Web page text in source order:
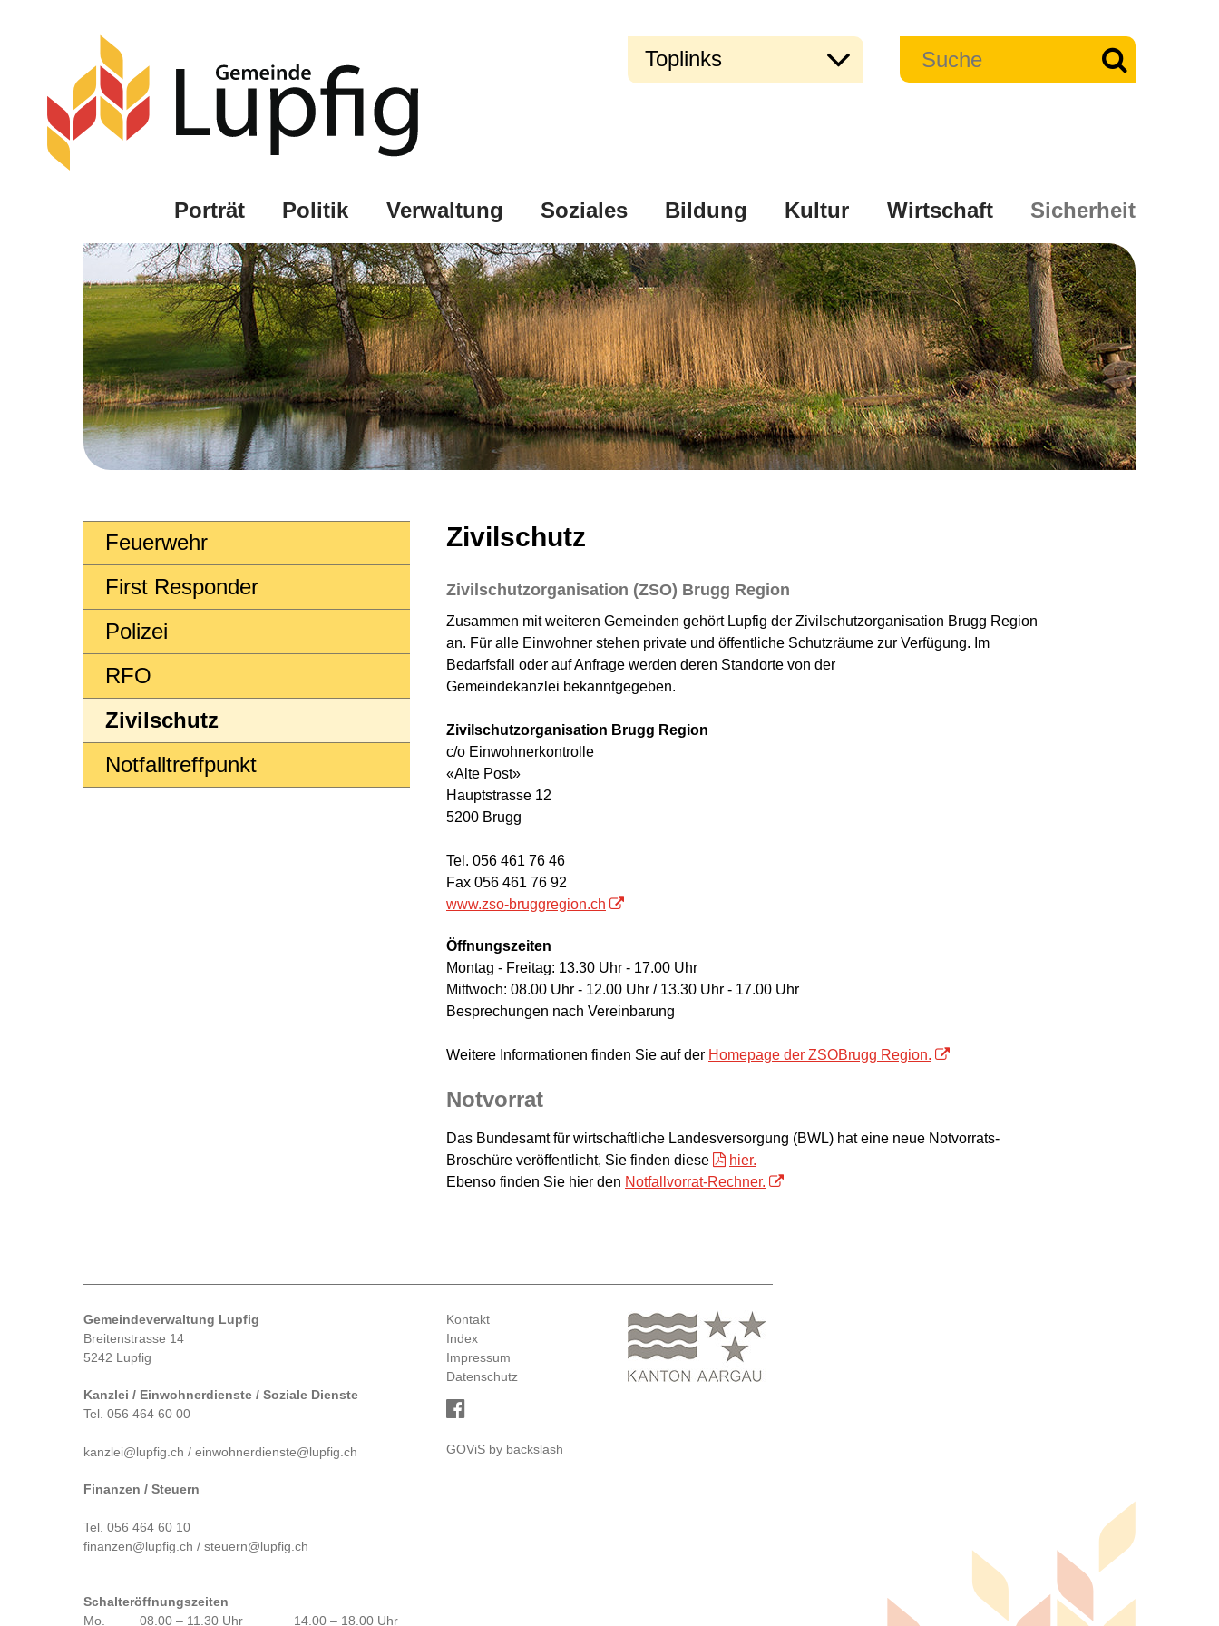
Toplinks
Porträt Politik Verwaltung Soziales Bildung Kultur Wirtschaft Sicherheit
Feuerwehr
First Responder
Polizei
RFO
Zivilschutz
Notfalltreffpunkt
Zivilschutz
Zivilschutzorganisation (ZSO) Brugg Region
Zusammen mit weiteren Gemeinden gehört Lupfig der Zivilschutzorganisation Brugg Region
an. Für alle Einwohner stehen private und öffentliche Schutzräume zur Verfügung. Im
Bedarfsfall oder auf Anfrage werden deren Standorte von der
Gemeindekanzlei bekanntgegeben.
Zivilschutzorganisation Brugg Region
c/o Einwohnerkontrolle
«Alte Post»
Hauptstrasse 12
5200 Brugg
Tel. 056 461 76 46
Fax 056 461 76 92
www.zso-bruggregion.ch
Öffnungszeiten
Montag - Freitag: 13.30 Uhr - 17.00 Uhr
Mittwoch: 08.00 Uhr - 12.00 Uhr / 13.30 Uhr - 17.00 Uhr
Besprechungen nach Vereinbarung
Weitere Informationen finden Sie auf der Homepage der ZSOBrugg Region.
Notvorrat
Das Bundesamt für wirtschaftliche Landesversorgung (BWL) hat eine neue Notvorrats-
Broschüre veröffentlicht, Sie finden diese
hier.
Ebenso finden Sie hier den Notfallvorrat-Rechner.
Gemeindeverwaltung Lupfig
Breitenstrasse 14
5242 Lupfig
Kanzlei / Einwohnerdienste / Soziale Dienste
Tel. 056 464 60 00
kanzlei@lupfig.ch / einwohnerdienste@lupfig.ch
Finanzen / Steuern
Tel. 056 464 60 10
finanzen@lupfig.ch / steuern@lupfig.ch
Schalteröffnungszeiten
Mo.
08.00 – 11.30 Uhr 14.00 – 18.00 Uhr
Kontakt
Index
Impressum
Datenschutz
GOViS by backslash